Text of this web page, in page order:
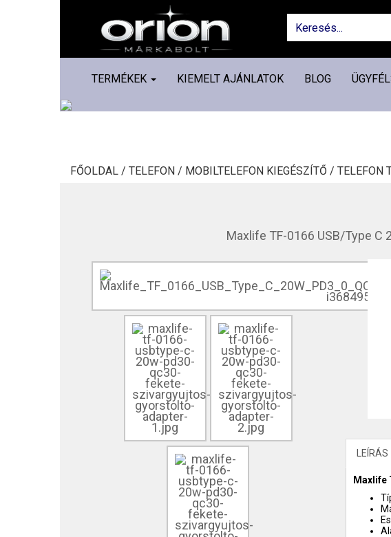
TERMÉKEK KIEMELT AJÁNLATOK BLOG
FŐOLDAL / TELEFON / MOBILTELEFON KIEGÉSZÍTŐ / TELEFON
Maxlife TF-0166 USB/Type
LEÍRÁS
Maxlife